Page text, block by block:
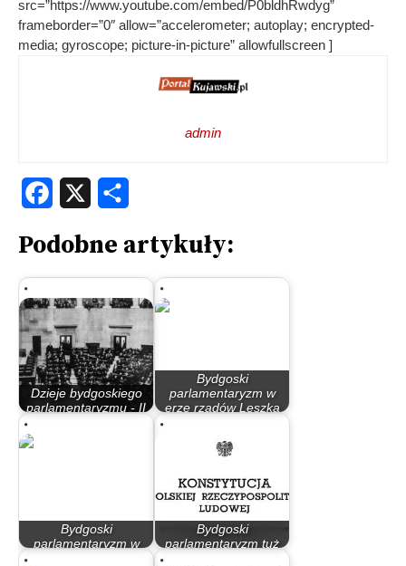
src=”https://www.youtube.com/embed/P0bldhRwdyg”
frameborder=”0″ allow=”accelerometer; autoplay; encrypted-
media; gyroscope; picture-in-picture” allowfullscreen ]
admin
Facebook
Podobne artykuły:
Dzieje bydgoskiego
parlamentaryzmu - II
Bydgoski
parlamentaryzm w
erze rządów Leszka
Bydgoski
parlamentaryzm w
Bydgoski
parlamentaryzm tuż
po II wojnie światowej